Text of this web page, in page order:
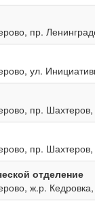
пр.
ул.
пр.
пр.
отделение
ж.р.